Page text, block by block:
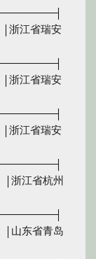
│浙江省瑞安
│浙江省瑞安
│浙江省瑞安
浙江省杭州
│山东省青岛